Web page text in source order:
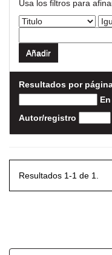
Usa los filtros para
Resultados por
Autor/registro
Resultados 1-1 de 1.